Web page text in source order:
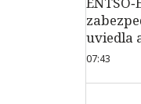
uviedla
07:43